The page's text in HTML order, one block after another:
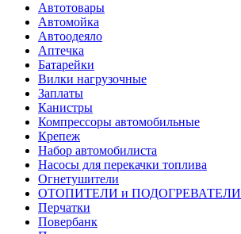
Автотовары
Автомойка
Автоодеяло
Аптечка
Батарейки
Вилки нагрузочные
Заплаты
Канистры
Компрессоры автомобильные
Крепеж
Набор автомобилиста
Насосы для перекачки топлива
Огнетушители
ОТОПИТЕЛИ и ПОДОГРЕВАТЕЛИ
Перчатки
Повербанк